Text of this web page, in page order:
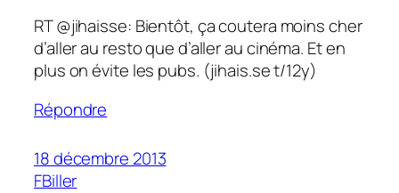
RT @jihaisse: Bientôt, ça coutera moins cher
d’aller au resto que d’aller au cinéma. Et en
plus on évite les pubs. (jihais.se t/12y)
Répondre
18 décembre 2013
FBiller